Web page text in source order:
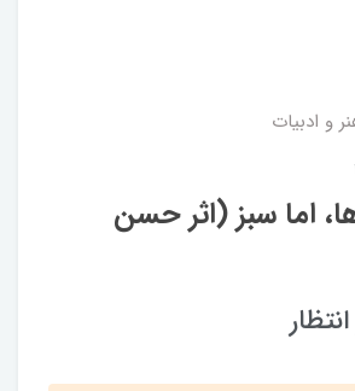
و ادبیات
اما سبز (اثر حسن